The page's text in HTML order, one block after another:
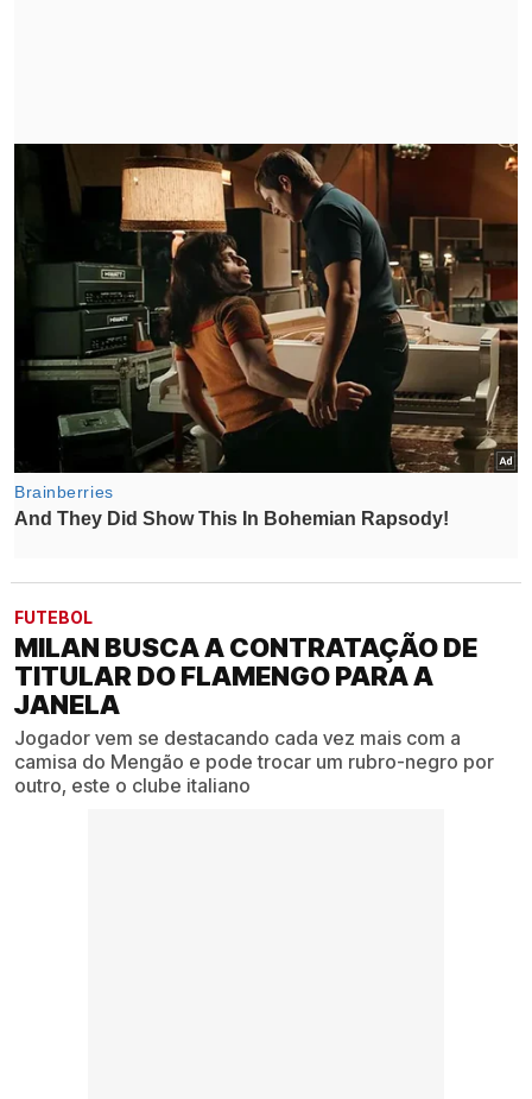
FUTEBOL
MILAN BUSCA A CONTRATAÇÃO DE
TITULAR DO FLAMENGO PARA A
JANELA
Jogador vem se destacando cada vez mais com a
camisa do Mengão e pode trocar um rubro-negro por
outro, este o clube italiano